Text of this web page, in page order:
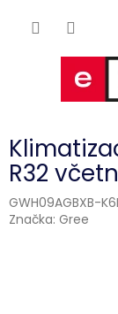
R32
GWH09AGBXB-
Značka: Gree